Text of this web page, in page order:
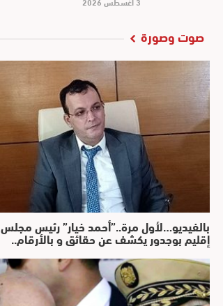
صوت وصورة
بالفيديو…لأول مرة..”أحمد خيار” رئيس مجلس
إقليم بوجدور يكشف عن حقائق و بالأرقام..